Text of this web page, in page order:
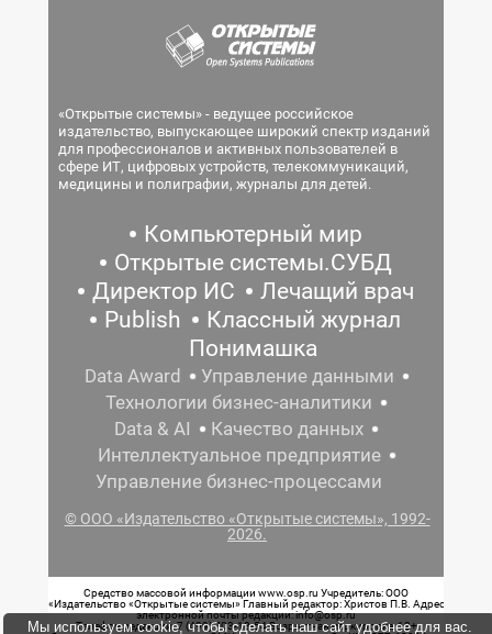
«Открытые системы» - ведущее российское
издательство, выпускающее широкий спектр изданий
для профессионалов и активных пользователей в
сфере ИТ, цифровых устройств, телекоммуникаций,
медицины и полиграфии, журналы для детей.
Компьютерный мир
Открытые системы.СУБД
Директор ИС
Лечащий врач
Publish
Классный журнал
Понимашка
Data Award
Управление данными
Технологии бизнес-аналитики
Data & AI
Качество данных
Интеллектуальное предприятие
Управление бизнес-процессами
© ООО «Издательство «Открытые системы», 1992-
2026.
Средство массовой информации www.osp.ru Учредитель: ООО
«Издательство «Открытые системы» Главный редактор: Христов П.В. Адрес
электронной почты редакции: info@osp.ru
Телефон редакции: 7 (499) 703-18-54 Возрастная маркировка: 12+
Мы используем cookie, чтобы сделать наш сайт удобнее для вас.